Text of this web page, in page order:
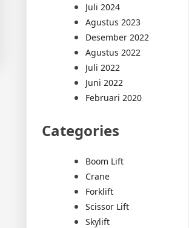
Juli 2024
Agustus 2023
Desember 2022
Agustus 2022
Juli 2022
Juni 2022
Februari 2020
Categories
Boom Lift
Crane
Forklift
Scissor Lift
Skylift